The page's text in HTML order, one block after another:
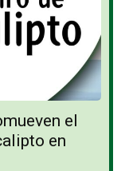
el
en